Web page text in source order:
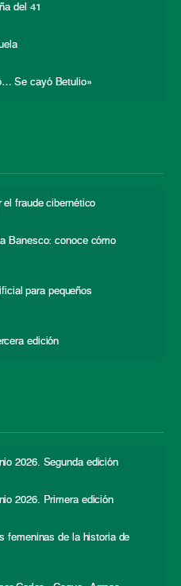
del 41
Se cayó Betulio»
el fraude cibernético
Banesco: conoce cómo
para pequeños
edición
2026. Segunda edición
2026. Primera edición
femeninas de la historia de